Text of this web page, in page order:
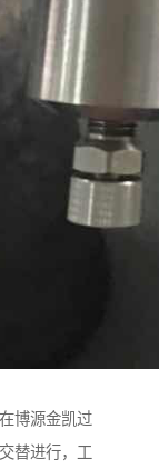
博源金凯过
替进行，工